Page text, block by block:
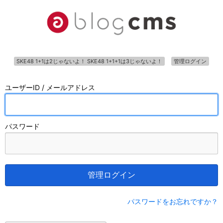
SKE48 1+1は2じゃないよ！ SKE48 1+1+1は3じゃないよ！ 管理ログイン
ユーザーID / メールアドレス
パスワード
管理ログイン
パスワードをお忘れですか？